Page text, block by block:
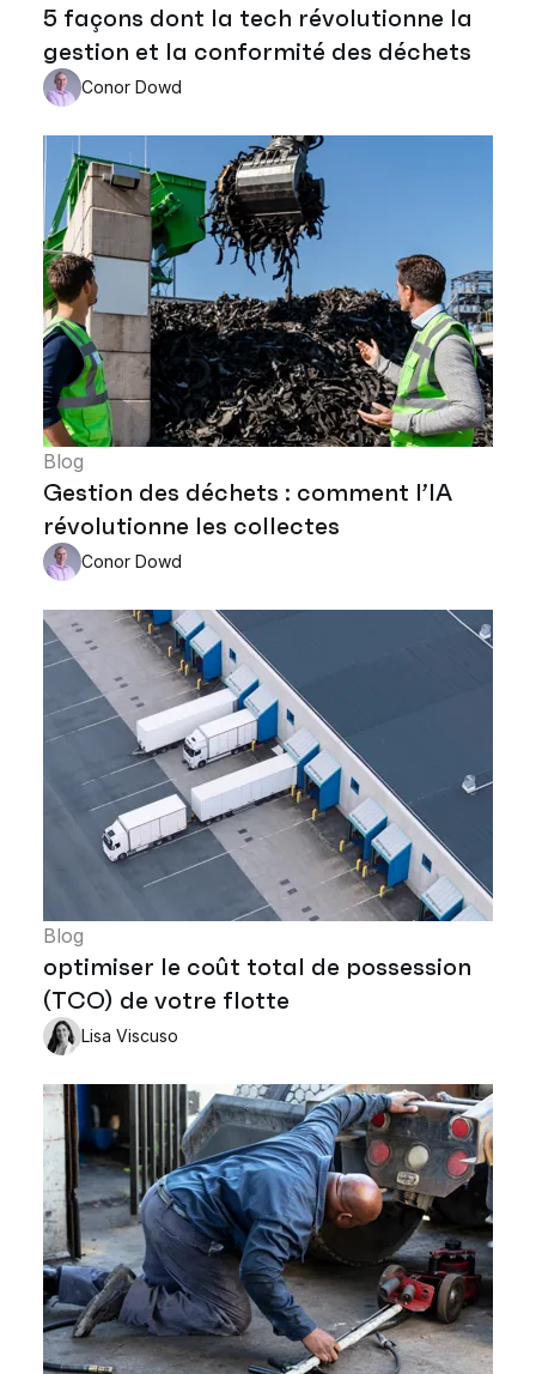
5 façons dont la tech révolutionne la
gestion et la conformité des déchets
Conor Dowd
Blog
Gestion des déchets : comment l’IA
révolutionne les collectes
Conor Dowd
Blog
optimiser le coût total de possession
(TCO) de votre flotte
Lisa Viscuso